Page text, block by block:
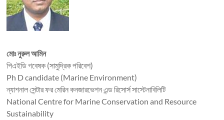
মোঃ নুরুল আমিন
পিএইডি গবেষক (সামুদ্রিক পরিবেশ)
Ph D candidate (Marine Environment)
ন্যাশনাল সেন্টার ফর মেরিন কনজারভেশন এন্ড রিসোর্স সাস্টেনাবিলিটি
National Centre for Marine Conservation and Resource
Sustainability